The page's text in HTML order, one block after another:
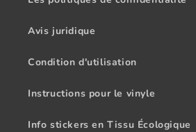
Avis juridique
Condition d'utilisation
Instructions pour le vinyle
Info stickers en Tissu Écologique